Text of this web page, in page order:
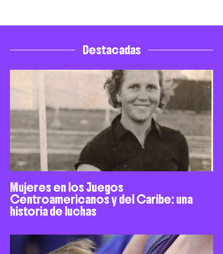
Destacadas
Mujeres en los Juegos
Centroamericanos y del Caribe: una
historia de luchas